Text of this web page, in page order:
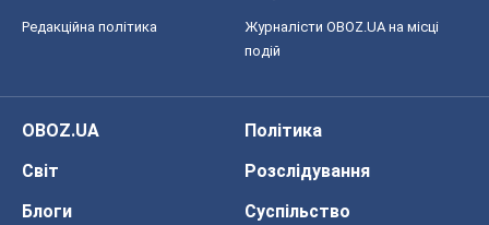
Редакційна політика
Журналісти OBOZ.UA на місці
подій
OBOZ.UA
Політика
Світ
Розслідування
Блоги
Суспільство